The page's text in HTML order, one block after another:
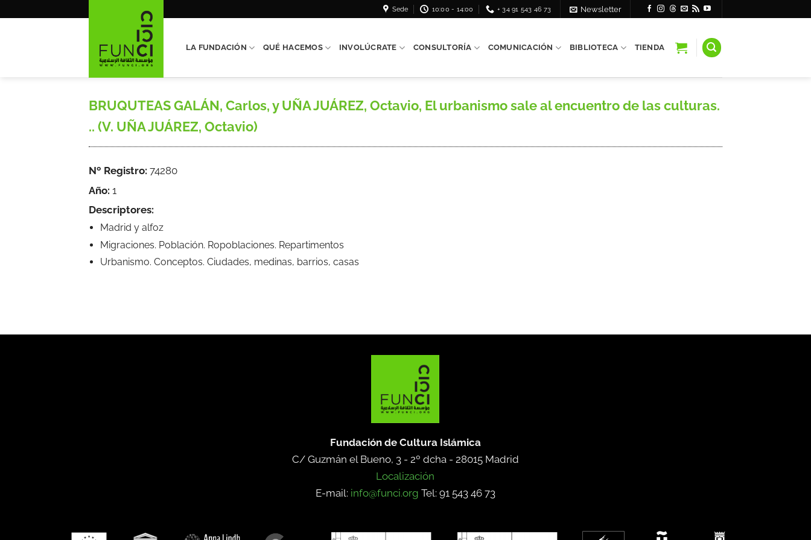
Sede 10:00 - 14:00 + 34 91 543 46 73 Newsletter
LA FUNDACIÓN QUÉ HACEMOS INVOLÚCRATE CONSULTORÍA COMUNICACIÓN BIBLIOTECA TIENDA
BRUQUTEAS GALÁN, Carlos, y UÑA JUÁREZ, Octavio, El urbanismo sale al encuentro de las culturas.
.. (V. UÑA JUÁREZ, Octavio)
Nº Registro: 74280
Año: 1
Descriptores:
Madrid y alfoz
Migraciones. Población. Ropoblaciones. Repartimentos
Urbanismo. Conceptos. Ciudades, medinas, barrios, casas
Fundación de Cultura Islámica
C/ Guzmán el Bueno, 3 - 2º dcha - 28015 Madrid
Localización
E-mail: info@funci.org Tel: 91 543 46 73